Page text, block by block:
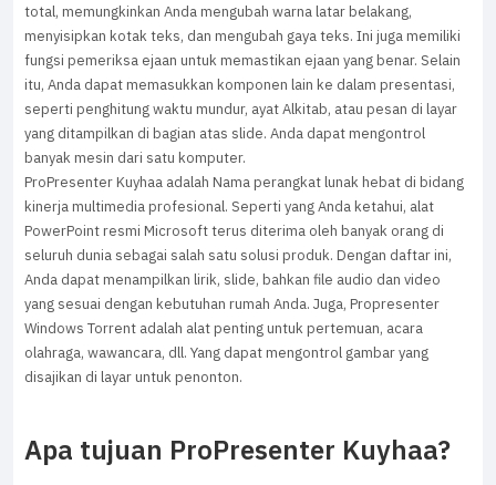
total, memungkinkan Anda mengubah warna latar belakang,
menyisipkan kotak teks, dan mengubah gaya teks. Ini juga memiliki
fungsi pemeriksa ejaan untuk memastikan ejaan yang benar. Selain
itu, Anda dapat memasukkan komponen lain ke dalam presentasi,
seperti penghitung waktu mundur, ayat Alkitab, atau pesan di layar
yang ditampilkan di bagian atas slide. Anda dapat mengontrol
banyak mesin dari satu komputer.
ProPresenter Kuyhaa adalah Nama perangkat lunak hebat di bidang
kinerja multimedia profesional. Seperti yang Anda ketahui, alat
PowerPoint resmi Microsoft terus diterima oleh banyak orang di
seluruh dunia sebagai salah satu solusi produk. Dengan daftar ini,
Anda dapat menampilkan lirik, slide, bahkan file audio dan video
yang sesuai dengan kebutuhan rumah Anda. Juga, Propresenter
Windows Torrent adalah alat penting untuk pertemuan, acara
olahraga, wawancara, dll. Yang dapat mengontrol gambar yang
disajikan di layar untuk penonton.
Apa tujuan ProPresenter Kuyhaa?